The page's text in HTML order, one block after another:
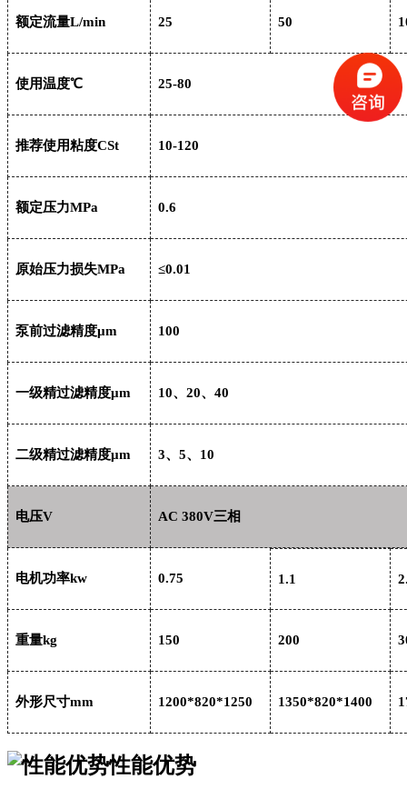
额定流量L/min 25 50
使用温度℃ 25-80
推荐使用粘度CSt 10-120
额定压力MPa 0.6
原始压力损失MPa ≤0.01
泵前过滤精度μm 100
一级精过滤精度μm 10、20、40
二级精过滤精度μm 3、5、10
电压V AC 380V三相
电机功率kw 0.75 1.1
重量kg 150 200
外形尺寸mm 1200*820*1250 1350*820*1400
性能优势